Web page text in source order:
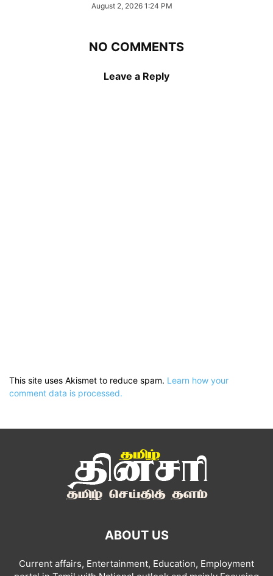
August 2, 2026 1:24 PM
NO COMMENTS
Leave a Reply
This site uses Akismet to reduce spam. Learn how your
comment data is processed.
ABOUT US
Current affairs, Entertainment, Education, Employment